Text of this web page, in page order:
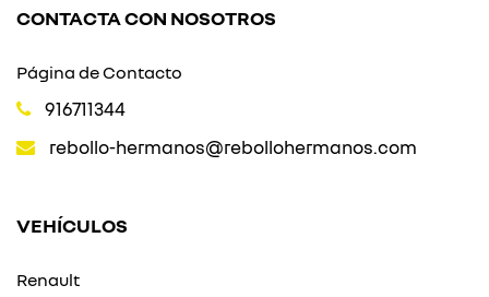
CONTACTA CON NOSOTROS
Página de Contacto
916711344
rebollo-hermanos@rebollohermanos.com
VEHÍCULOS
Renault